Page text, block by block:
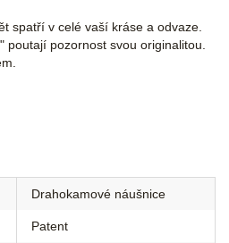
spatří v celé vaší kráse a odvaze.
" poutají pozornost svou originalitou.
Drahokamové náušnice
Patent